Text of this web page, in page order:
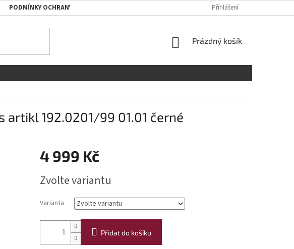
PODMÍNKY OCHRANY OSOBNÍCH ÚDAJŮ RADY A DOPORUČENÍ TABULKA
Přihlášení
NÁKUPNÍ
Prázdný košík
artikl 192.0201/99 01.01 černé
4 999 Kč
cena:
Zvolte variantu
Varianta
Přidat do košíku